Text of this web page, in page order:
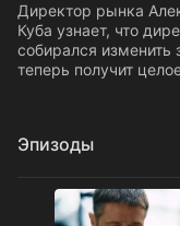
Директор рынка
Куба узнает, что
собирался изменить
теперь получит
Эпизоды
1 серия